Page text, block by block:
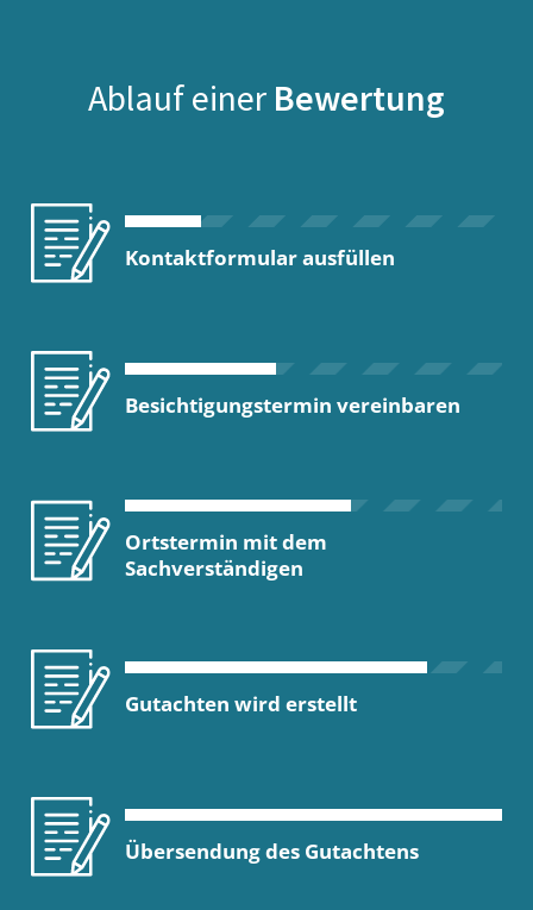
Ablauf einer Bewertung
Kontaktformular ausfüllen
Besichtigungstermin vereinbaren
Ortstermin mit dem
Sachverständigen
Gutachten wird erstellt
Übersendung des Gutachtens